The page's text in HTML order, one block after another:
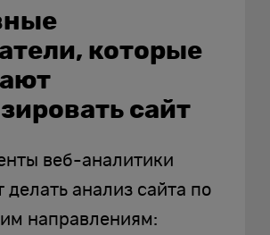
которые
сайт
веб-аналитики
делать анализ сайта по
направлениям: